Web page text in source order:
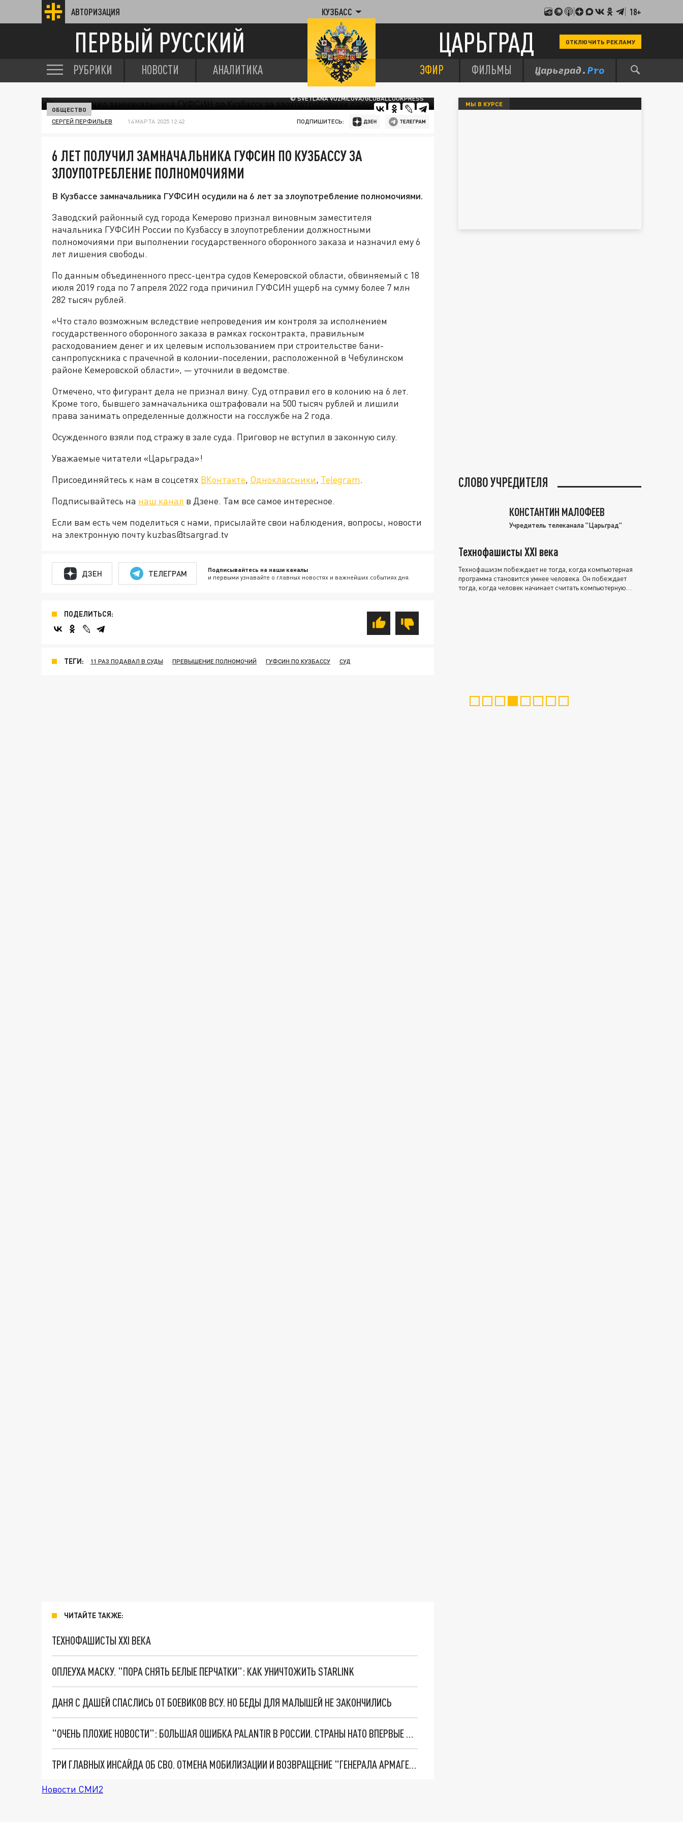
АВТОРИЗАЦИЯ КУЗБАСС 18+
ПЕРВЫЙ РУССКИЙ ЦАРЬГРАД ОТКЛЮЧИТЬ РЕКЛАМУ
РУБРИКИ НОВОСТИ АНАЛИТИКА ЭФИР ФИЛЬМЫ
© SVETLANA VOZMILOVA/GLOBALLOOKPRESS
ОБЩЕСТВО
СЕРГЕЙ ПЕРФИЛЬЕВ 14 МАРТА 2025 12:42 ПОДПИШИТЕСЬ:
6 ЛЕТ ПОЛУЧИЛ ЗАМНАЧАЛЬНИКА ГУФСИН ПО КУЗБАССУ ЗА
ЗЛОУПОТРЕБЛЕНИЕ ПОЛНОМОЧИЯМИ
В Кузбассе замначальника ГУФСИН осудили на 6 лет за злоупотребление полномочиями.
Заводский районный суд города Кемерово признал виновным заместителя
начальника ГУФСИН России по Кузбассу в злоупотреблении должностными
полномочиями при выполнении государственного оборонного заказа и назначил ему 6
лет лишения свободы.
По данным объединенного пресс-центра судов Кемеровской области, обвиняемый с 18
июля 2019 года по 7 апреля 2022 года причинил ГУФСИН ущерб на сумму более 7 млн
282 тысяч рублей.
«Что стало возможным вследствие непроведения им контроля за исполнением
государственного оборонного заказа в рамках госконтракта, правильным
расходованием денег и их целевым использованием при строительстве бани-
санпропускника с прачечной в колонии-поселении, расположенной в Чебулинском
районе Кемеровской области», — уточнили в ведомстве.
Отмечено, что фигурант дела не признал вину. Суд отправил его в колонию на 6 лет.
Кроме того, бывшего замначальника оштрафовали на 500 тысяч рублей и лишили
права занимать определенные должности на госслужбе на 2 года.
Осужденного взяли под стражу в зале суда. Приговор не вступил в законную силу.
Уважаемые читатели «Царьграда»!
Присоединяйтесь к нам в соцсетях ВКонтакте, Одноклассники, Telegram.
Подписывайтесь на наш канал в Дзене. Там все самое интересное.
Если вам есть чем поделиться с нами, присылайте свои наблюдения, вопросы, новости
на электронную почту kuzbas@tsargrad.tv
ДЗЕН ТЕЛЕГРАМ Подписывайтесь на наши каналы
и первыми узнавайте о главных новостях и важнейших событиях дня.
ПОДЕЛИТЬСЯ:
ТЕГИ: 11 РАЗ ПОДАВАЛ В СУДЫ ПРЕВЫШЕНИЕ ПОЛНОМОЧИЙ ГУФСИН ПО КУЗБАССУ СУД
ЧИТАЙТЕ ТАКЖЕ:
ТЕХНОФАШИСТЫ XXI ВЕКА
ОПЛЕУХА МАСКУ. "ПОРА СНЯТЬ БЕЛЫЕ ПЕРЧАТКИ": КАК УНИЧТОЖИТЬ STARLINK
ДАНЯ С ДАШЕЙ СПАСЛИСЬ ОТ БОЕВИКОВ ВСУ. НО БЕДЫ ДЛЯ МАЛЫШЕЙ НЕ ЗАКОНЧИЛИСЬ
"ОЧЕНЬ ПЛОХИЕ НОВОСТИ": БОЛЬШАЯ ОШИБКА PALANTIR В РОССИИ. СТРАНЫ НАТО ВПЕРВЫЕ ЗА СВО ОСТАНОВИЛИ ПОСТАВКИ ОРУЖИЯ. ВСУ ТЕРЯЮТ ПРИГРАНИЧЬЕ?
ТРИ ГЛАВНЫХ ИНСАЙДА ОБ СВО. ОТМЕНА МОБИЛИЗАЦИИ И ВОЗВРАЩЕНИЕ "ГЕНЕРАЛА АРМАГЕДДОНА"? ОТЛИЧНЫЕ НОВОСТИ, КОТОРЫЕ ЖДАЛИ ВСЕ
Новости СМИ2
МЫ В КУРСЕ
СЛОВО УЧРЕДИТЕЛЯ
КОНСТАНТИН МАЛОФЕЕВ
Учредитель телеканала "Царьград"
Технофашисты XXI века
Технофашизм побеждает не тогда, когда компьютерная
программа становится умнее человека. Он побеждает
тогда, когда человек начинает считать компьютерную